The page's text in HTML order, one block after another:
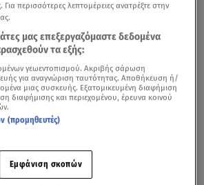
στον σύντροφό μου. Είναι κούκλος» - Δείτε το
περισσότερες λεπτομέρειες ανατρέξτε στην
μας επεξεργαζόμαστε δεδομένα
τα εξής:
γεωεντοπισμού. Ακριβής σάρωση
για αναγνώριση ταυτότητας. Αποθήκευση ή/
μιας συσκευής. Εξατομικευμένη διαφήμιση
διαφήμισης και περιεχομένου, έρευνα κοινού
(προμηθευτές)
Εμφάνιση σκοπών